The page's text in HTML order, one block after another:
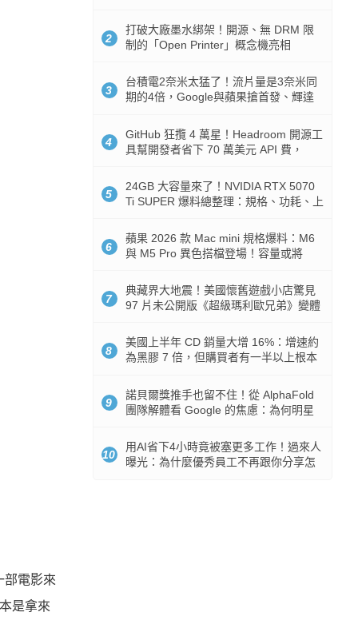
部電影來
是拿來
2
打破大廠墨水綁架！開源、無 DRM 限
制的「Open Printer」概念機亮相
3
台積電2奈米太猛了！流片量是3奈米同
期的4倍，Google與蘋果搶首發、輝達
4
GitHub 狂攬 4 萬星！Headroom 開源工
具幫開發者省下 70 萬美元 API 費，
5
24GB 大容量來了！NVIDIA RTX 5070
Ti SUPER 爆料總整理：規格、功耗、上
6
蘋果 2026 款 Mac mini 規格爆料：M6
與 M5 Pro 異色搭檔登場！容量或將
7
典藏界大地震！美國懷舊遊戲小店驚見
97 片未公開版《超級瑪利歐兄弟》變體
8
美國上半年 CD 銷量大增 16%：增速約
為黑膠 7 倍，但購買者有一半以上根本
9
諾貝爾獎推手也留不住！從 AlphaFold
團隊解體看 Google 的焦慮：為何明星
10
用AI省下4小時竟被塞更多工作！過來人
曝光：為什麼優秀員工不再跟你分享怎